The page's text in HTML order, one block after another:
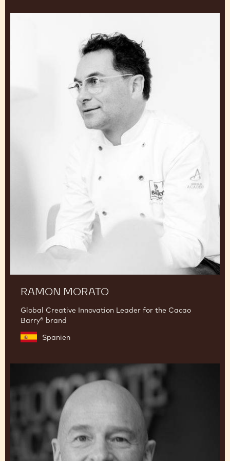
RAMON MORATO
Global Creative Innovation Leader for the Cacao
Barry® brand
Spanien
Hernou